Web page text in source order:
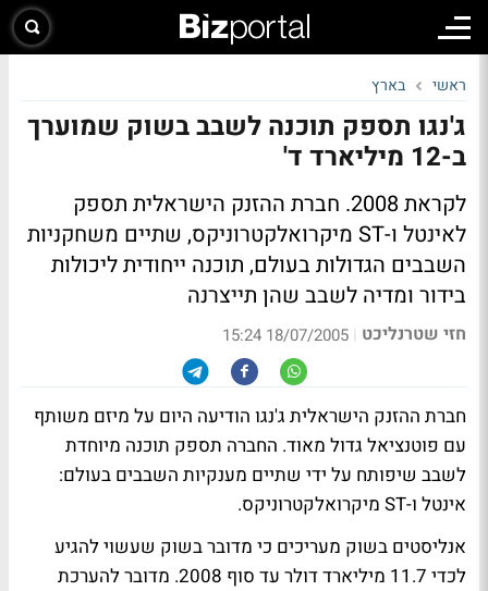
ראשי בארץ
ג'נגו תספק תוכנה לשבב בשוק שמוערך
ב-12 מיליארד ד'
לקראת 2008. חברת ההזנק הישראלית תספק
לאינטל ו-ST מיקרואלקטרוניקס, שתיים משחקניות
השבבים הגדולות בעולם, תוכנה ייחודית ליכולות
בידור ומדיה לשבב שהן תייצרנה
חזי שטרנליכט |
18/07/2005 15:24
חברת ההזנק הישראלית ג'נגו הודיעה היום על מיזם משותף
עם פוטנציאל גדול מאוד. החברה תספק תוכנה מיוחדת
לשבב שיפותח על ידי שתיים מענקיות השבבים בעולם:
אינטל ו-ST מיקרואלקטרוניקס.
אנליסטים בשוק מעריכים כי מדובר בשוק שעשוי להגיע
לכדי 11.7 מיליארד דולר עד סוף 2008. מדובר להערכת